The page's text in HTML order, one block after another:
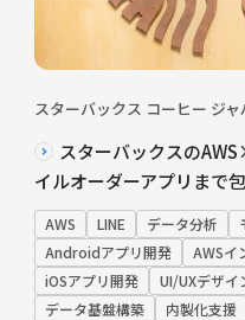
スターバックス コーヒー ジ
スターバックスの
イルオーダーアプリまで
AWS LINE データ分析
Androidアプリ開発
AWSイ
iOSアプリ開発
UI/UXデザイ
データ基盤構築
内製化支援